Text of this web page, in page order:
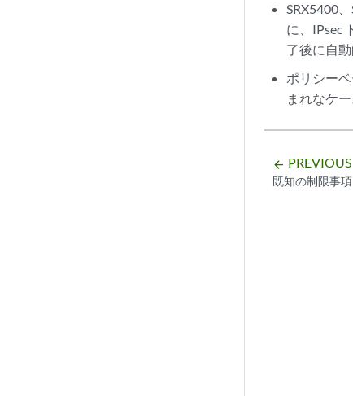
SRX5400
に、IPsec
了後に自
ポリシー
まれなケ
arrow_backward PREVIOUS
既知の制限事項